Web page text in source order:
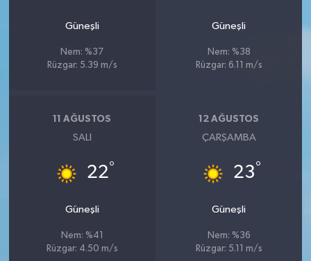
Güneşli
Nem: %37
Rüzgar: 5.39 m/s
Güneşli
Nem: %38
Rüzgar: 6.11 m/s
11 AĞUSTOS
SALI
22°
Güneşli
Nem: %41
Rüzgar: 4.50 m/s
12 AĞUSTOS
ÇARŞAMBA
23°
Güneşli
Nem: %36
Rüzgar: 5.11 m/s